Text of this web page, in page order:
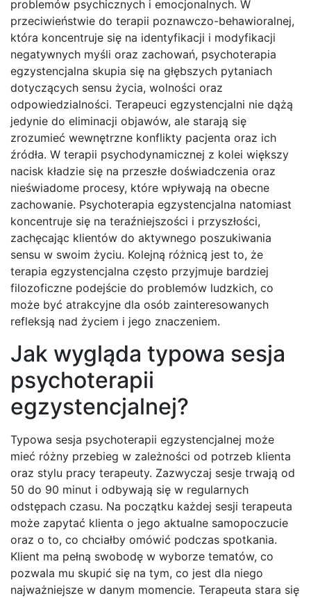
problemów psychicznych i emocjonalnych. W
przeciwieństwie do terapii poznawczo-behawioralnej,
która koncentruje się na identyfikacji i modyfikacji
negatywnych myśli oraz zachowań, psychoterapia
egzystencjalna skupia się na głębszych pytaniach
dotyczących sensu życia, wolności oraz
odpowiedzialności. Terapeuci egzystencjalni nie dążą
jedynie do eliminacji objawów, ale starają się
zrozumieć wewnętrzne konflikty pacjenta oraz ich
źródła. W terapii psychodynamicznej z kolei większy
nacisk kładzie się na przeszłe doświadczenia oraz
nieświadome procesy, które wpływają na obecne
zachowanie. Psychoterapia egzystencjalna natomiast
koncentruje się na teraźniejszości i przyszłości,
zachęcając klientów do aktywnego poszukiwania
sensu w swoim życiu. Kolejną różnicą jest to, że
terapia egzystencjalna często przyjmuje bardziej
filozoficzne podejście do problemów ludzkich, co
może być atrakcyjne dla osób zainteresowanych
refleksją nad życiem i jego znaczeniem.
Jak wygląda typowa sesja
psychoterapii
egzystencjalnej?
Typowa sesja psychoterapii egzystencjalnej może
mieć różny przebieg w zależności od potrzeb klienta
oraz stylu pracy terapeuty. Zazwyczaj sesje trwają od
50 do 90 minut i odbywają się w regularnych
odstępach czasu. Na początku każdej sesji terapeuta
może zapytać klienta o jego aktualne samopoczucie
oraz o to, co chciałby omówić podczas spotkania.
Klient ma pełną swobodę w wyborze tematów, co
pozwala mu skupić się na tym, co jest dla niego
najważniejsze w danym momencie. Terapeuta stara się